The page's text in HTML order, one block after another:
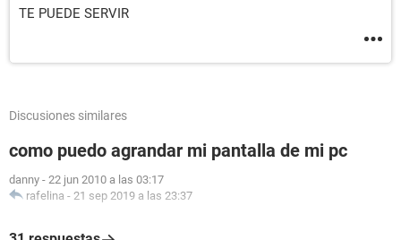
TE PUEDE SERVIR
Discusiones similares
como puedo agrandar mi pantalla de mi pc
danny - 22 jun 2010 a las 03:17
rafelina - 21 sep 2019 a las 23:37